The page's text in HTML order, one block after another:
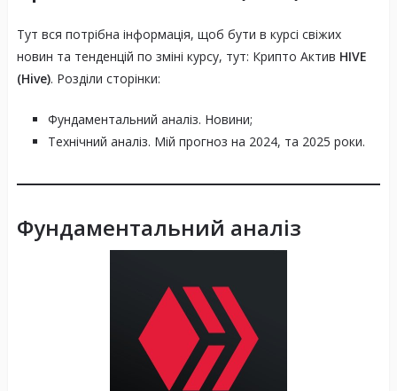
Тут вся потрібна інформація, щоб бути в курсі свіжих
новин та тенденцій по зміні курсу, тут: Крипто Актив HIVE
(Hive). Розділи сторінки:
Фундаментальний аналіз. Новини;
Технічний аналіз. Мій прогноз на 2024, та 2025 роки.
Фундаментальний аналіз